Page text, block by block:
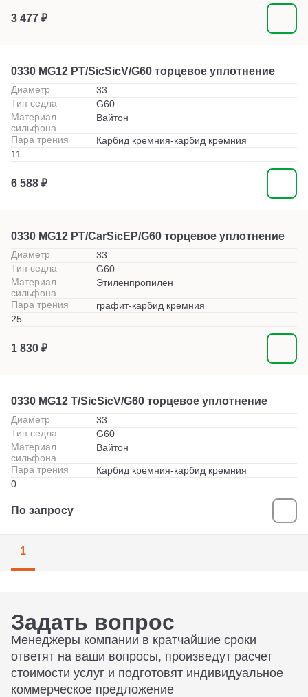
3 477 ₽
0330 MG12 PT/SicSicV/G60 торцевое уплотнение
Диаметр
33
Тип седла
G60
Материал
сильфона
Вайтон
Пара трения
Карбид кремния-карбид кремния
11
6 588 ₽
0330 MG12 PT/CarSicEP/G60 торцевое уплотнение
Диаметр
33
Тип седла
G60
Материал
сильфона
Этиленпропилен
Пара трения
графит-карбид кремния
25
1 830 ₽
0330 MG12 T/SicSicV/G60 торцевое уплотнение
Диаметр
33
Тип седла
G60
Материал
сильфона
Вайтон
Пара трения
Карбид кремния-карбид кремния
0
По запросу
1
Задать вопрос
Менеджеры компании в кратчайшие сроки
ответят на ваши вопросы, произведут расчет
стоимости услуг и подготовят индивидуальное
коммерческое предложение